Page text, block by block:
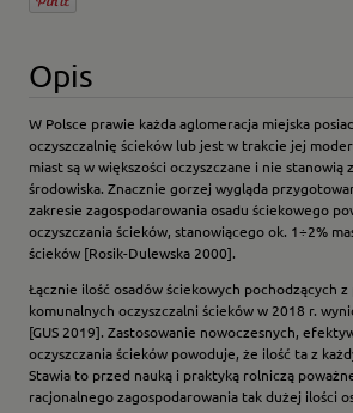
Opis
W Polsce prawie każda aglomeracja miejska
oczysz­czalnię ścieków lub jest w trakcie jej
miast są w większości oczyszczane i nie stanowią
środowiska. Znacz­nie gorzej wygląda
zakresie zagospodarowania osadu ściekowego
oczyszczania ścieków, stanowiącego ok. 1÷2%
ścieków [Rosik-Dulewska 2000].
Łącznie ilość osadów ściekowych pochodzących z
komunalnych oczyszczalni ścieków w 2018 r.
[GUS 2019]. Zastosowanie nowoczesnych,
oczysz­czania ścieków powoduje, że ilość ta z
Stawia to przed nauką i praktyką rolniczą
racjonalnego zagospo­darowania tak dużej ilości